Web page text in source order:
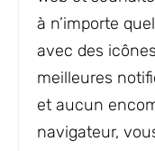
à n’importe
avec des
meilleures
et aucun
navigateur,